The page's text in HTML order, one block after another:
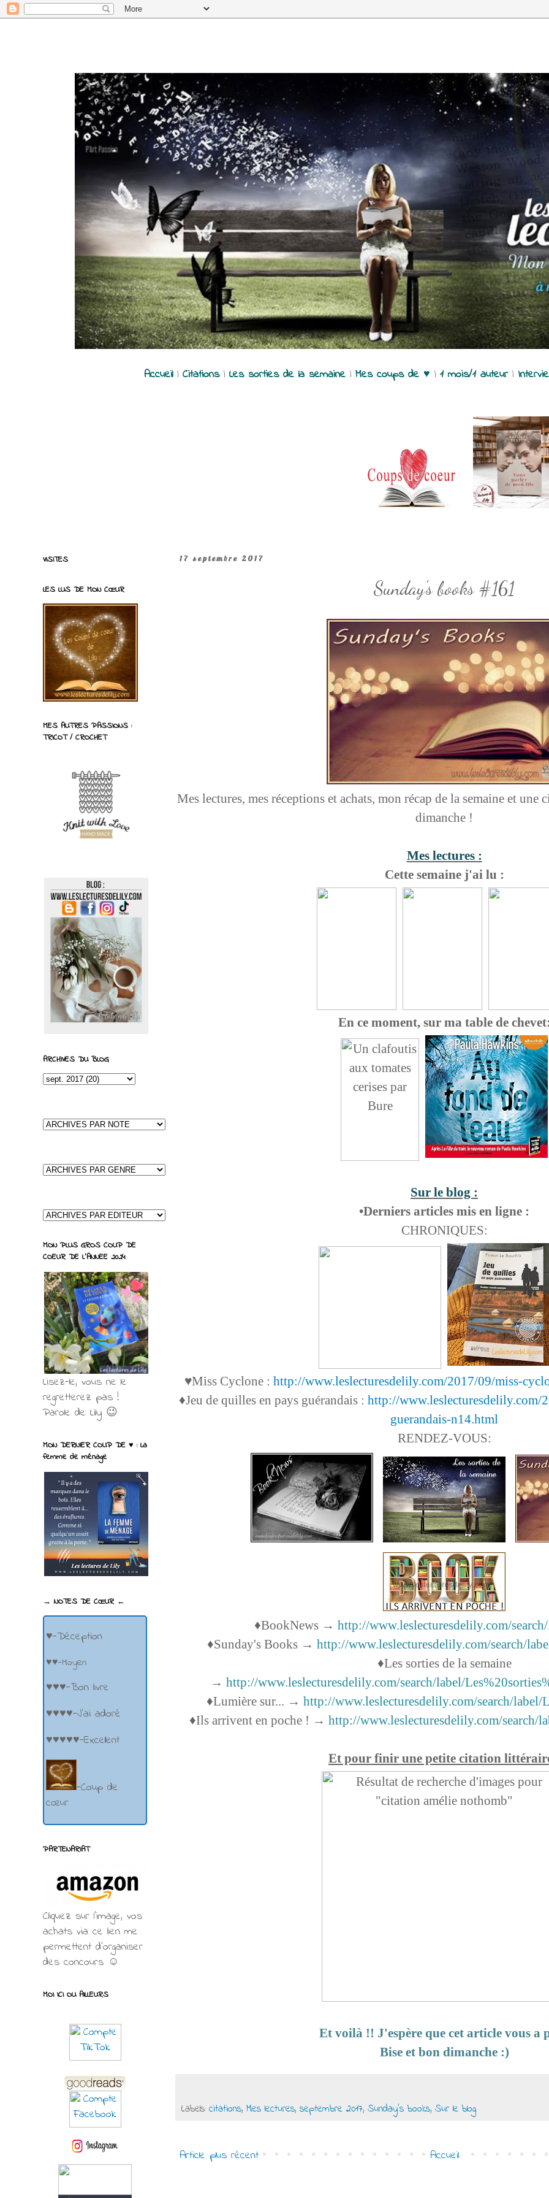
Accueil| Citations| Les sorties de la semaine| Mes coups de ♥ | 1 mois/1 auteur|
17 septembre 2017
Sunday's books #161
Mes lectures, mes réceptions et achats, mon récap de la semaine et
dimanche !
Mes lectures :
Cette semaine j'ai lu :
En ce moment, sur ma table de chevet:
Sur le blog :
•Derniers articles mis en ligne :
CHRONIQUES:
♥Miss Cyclone : http://www.leslecturesdelily.com/2017/09/miss-
♦Jeu de quilles en pays guérandais : http://www.leslecturesdelily.com/
guerandais-n14.html
RENDEZ-VOUS:
♦BookNews → http://www.leslecturesdelily.com/
♦Sunday's Books → http://www.leslecturesdelily.com/search/
♦Les sorties de la semaine
→ http://www.leslecturesdelily.com/search/label/
♦Lumière sur... → http://www.leslecturesdelily.com/search/
♦Ils arrivent en poche ! → http://www.leslecturesdelily.com/search/
Et pour finir une petite citation
Et voilà !! J'espère que cet article vous a
Bise et bon dimanche :)
Labels: citations, Mes lectures,septembre 2017, Sunday's books, Sur le blog
Article plus récent Accueil
VISITES
LES LUS DE MON CŒUR
MES AUTRES PASSIONS :
TRICOT / CROCHET
ARCHIVES DU BLOG
MON PLUS GROS COUP DE
COEUR DE L'ANNEE 2024
Lisez-le, vous ne le
regretterez pas !
Parole de Lily 😉
MON DERNIER COUP DE ♥ : La
femme de ménage
→ NOTES DE CŒUR ←
♥-Déception
♥♥-Moyen
♥♥♥-Bon livre
♥♥♥♥-J'ai adoré
♥♥♥♥♥-Excellent
-Coup de
cœur
PARTENARIAT
Cliquez sur l'image, vos
achats via ce lien me
permettent d’organiser
des concours ☺
MOI ICI OU AILLEURS